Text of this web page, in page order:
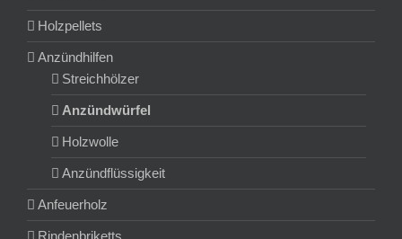
Holzpellets
Anzündhilfen
Streichhölzer
Anzündwürfel
Holzwolle
Anzündflüssigkeit
Anfeuerholz